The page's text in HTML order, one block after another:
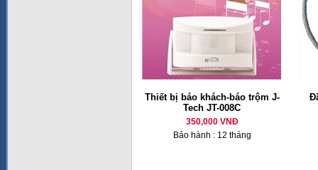
Thiết bị báo khách-báo trộm J-
Tech JT-008C
350,000 VNĐ
Bảo hành : 12 tháng